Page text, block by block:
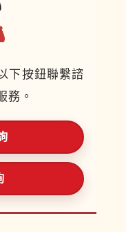
下按鈕聯繫諮
務。